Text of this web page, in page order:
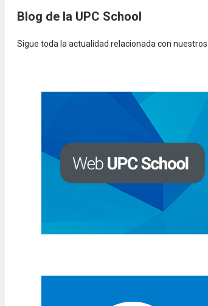
Blog de la UPC School
Sigue toda la actualidad relacionada con